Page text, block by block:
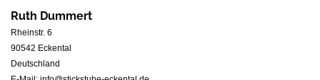
Ruth Dummert
Rheinstr. 6
90542 Eckental
Deutschland